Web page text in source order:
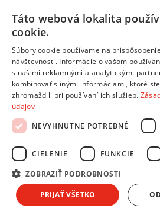
30 rokovskúseností
Milióny
Vrátenie tovaru
do 14 dní
Hodnotenie produktu
Zisti čo na produkt hovoria ostatní
hodnotenie ...
Zobraziť hodnotenia
Pridať vlastné
Ak si sa rozhodol ho zakúpiť,podeľ sa
uľahči im rozhodovanie!
Diskusia
Táto webová lokalita
cookie.
Súbory cookie používame na
návštevnosti. Informácie o vašom
s našimi reklamnými a analytickými
kombinovať s inými informáciami, ktoré
zhromaždili pri používaní ich služieb.
údajov
NEVYHNUTNE POTREBNÉ
CIELENIE FUNKCIE
ZOBRAZIŤ PODROBNOSTI
PRIJAŤ VŠETKO